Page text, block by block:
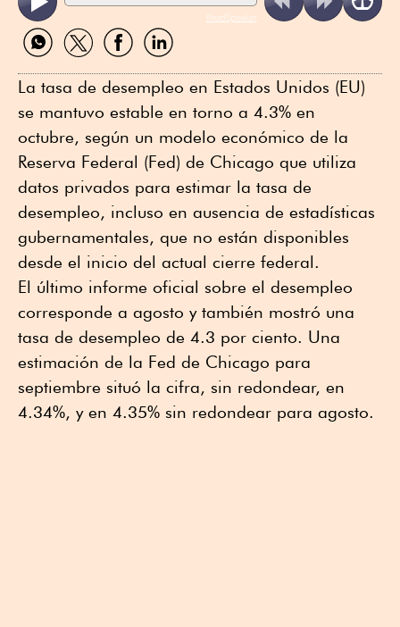
ReadSpeaker
Compartir
por
Compartir
por
Compartir
por
Compartir
por
La tasa de desempleo en Estados Unidos (EU)
se mantuvo estable en torno a 4.3% en
octubre, según un modelo económico de la
Reserva Federal (Fed) de Chicago que utiliza
datos privados para estimar la tasa de
desempleo, incluso en ausencia de estadísticas
gubernamentales, que no están disponibles
desde el inicio del actual cierre federal.
El último informe oficial sobre el desempleo
corresponde a agosto y también mostró una
tasa de desempleo de 4.3 por ciento. Una
estimación de la Fed de Chicago para
septiembre situó la cifra, sin redondear, en
4.34%, y en 4.35% sin redondear para agosto.